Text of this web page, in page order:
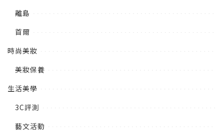
離島
首爾
時尚美妝
美妝保養
生活美學
3C評測
藝文活動